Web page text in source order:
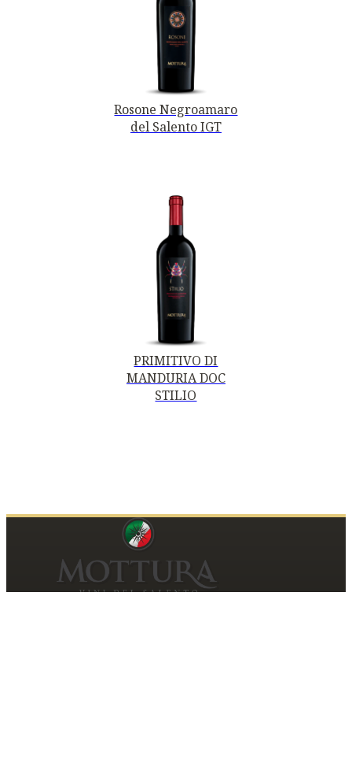
Rosone Negroamaro
del Salento IGT
PRIMITIVO DI
MANDURIA DOC
STILIO